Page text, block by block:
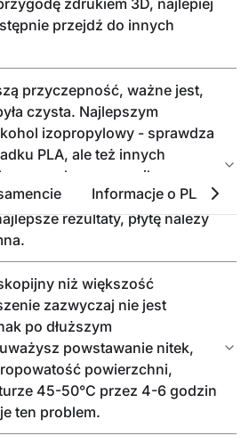
Informacje o PLA
zdrukiem 3D, najlepiej
przejdź do innych
przyczepność, ważne jest,
czysta. Najlepszym
izopropylowy - sprawdza
PLA, ale też innych
ręcznik
ilością i przetrzyj powierzchnię
rezultaty, płytę należy
niż większość
zazwyczaj nie jest
po dłuższym
powstawanie nitek,
powierzchni,
45-50°C przez 4-6 godzin
ten problem.